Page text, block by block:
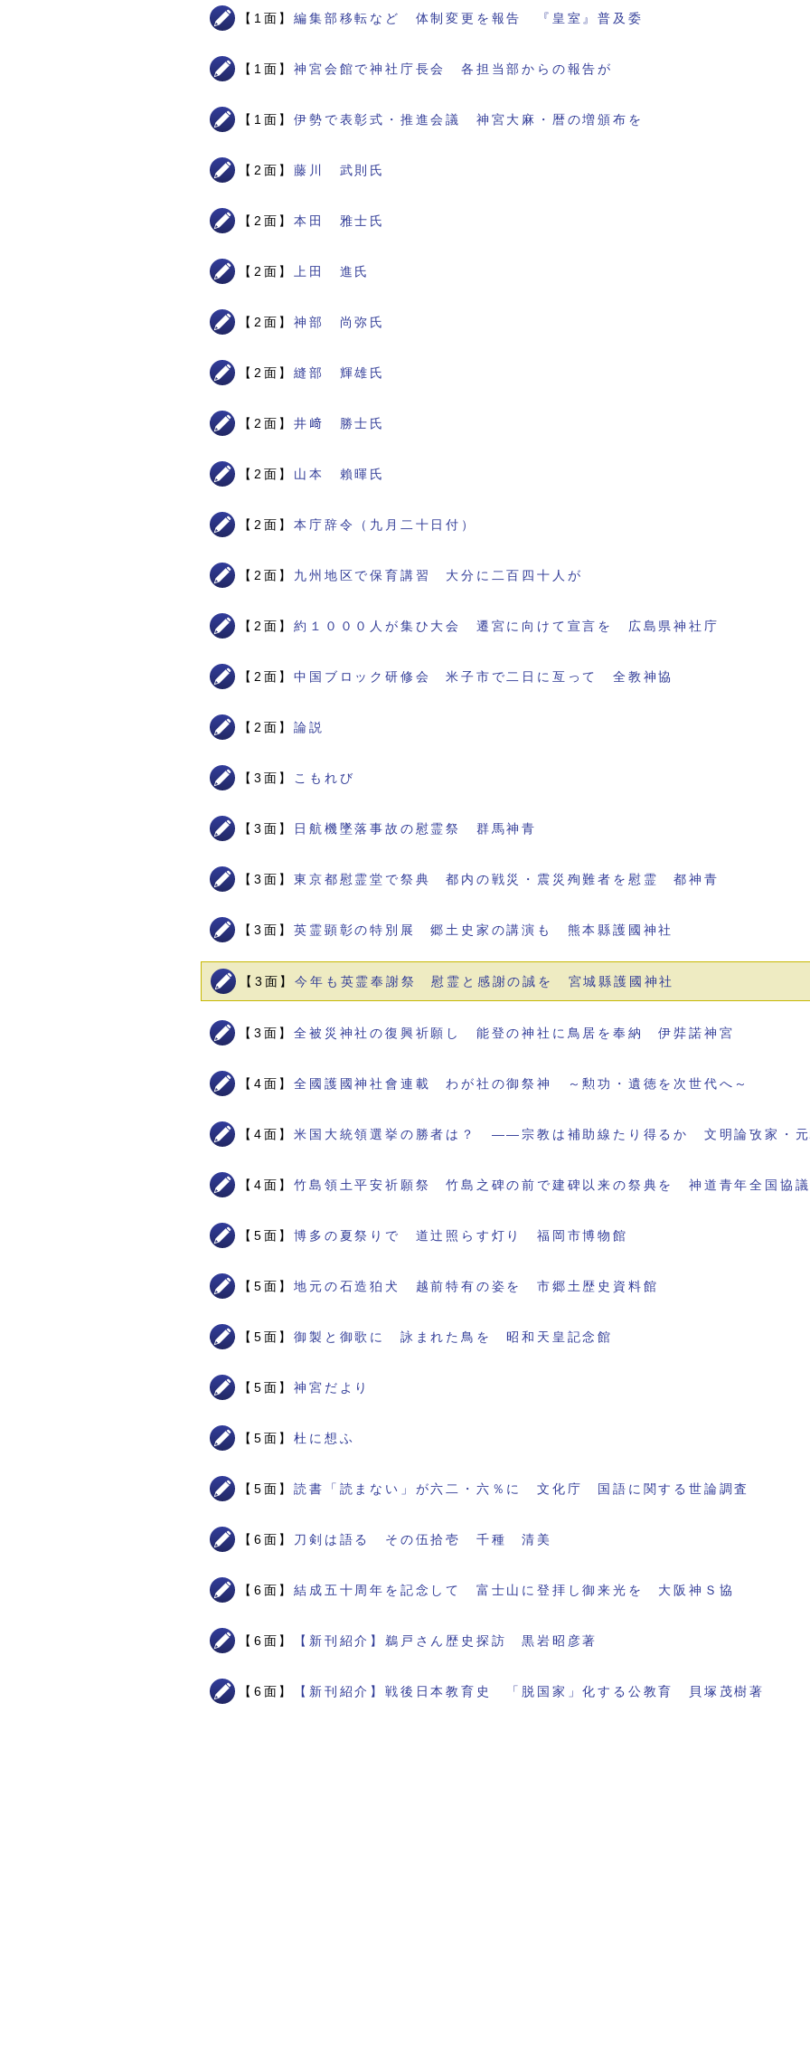
【1面】編集部移転など 体制変更を報告 『皇室』普及委
【1面】神宮会館で神社庁長会 各担当部からの報告が
【1面】伊勢で表彰式・推進会議 神宮大麻・暦の増頒布を
【2面】藤川 武則氏
【2面】本田 雅士氏
【2面】 上田 進氏
【2面】神部 尚弥氏
【2面】縫部 輝雄氏
【2面】井﨑 勝士氏
【2面】 山本 賴暉氏
【2面】本庁辞令（九月二十日付）
【2面】 九州地区で保育講習 大分に二百四十人が
【2面】約１０００人が集ひ大会 遷宮に向けて宣言を 広島県神社庁
【2面】中国ブロック研修会 米子市で二日に亙って 全教神協
【2面】論説
【3面】 こもれび
【3面】 日航機墜落事故の慰霊祭 群馬神青
【3面】東京都慰霊堂で祭典 都内の戦災・震災殉難者を慰霊 都神青
【3面】英霊顕彰の特別展 郷土史家の講演も 熊本縣護國神社
【3面】今年も英霊奉謝祭 慰霊と感謝の誠を 宮城縣護國神社
【3面】全被災神社の復興祈願し 能登の神社に鳥居を奉納 伊弉諾神宮
【4面】全國護國神社會連載 わが社の御祭神 ～勲功・遺徳を次世代へ～
【4面】米国大統領選挙の勝者は？ ――宗教は補助線たり得るか 文明論攷家・
【4面】竹島領土平安祈願祭 竹島之碑の前で建碑以来の祭典を 神道青年全国協議
【5面】博多の夏祭りで 道辻照らす灯り 福岡市博物館
【5面】地元の石造狛犬 越前特有の姿を 市郷土歴史資料館
【5面】御製と御歌に 詠まれた鳥を 昭和天皇記念館
【5面】神宮だより
【5面】杜に想ふ
【5面】読書「読まない」が六二・六％に 文化庁 国語に関する世論調査
【6面】 刀剣は語る その伍拾壱 千種 清美
【6面】結成五十周年を記念して 富士山に登拝し御来光を 大阪神Ｓ協
【6面】 【新刊紹介】鵜戸さん歴史探訪 黒岩昭彦著
【6面】 【新刊紹介】戦後日本教育史 「脱国家」化する公教育 貝塚茂樹著